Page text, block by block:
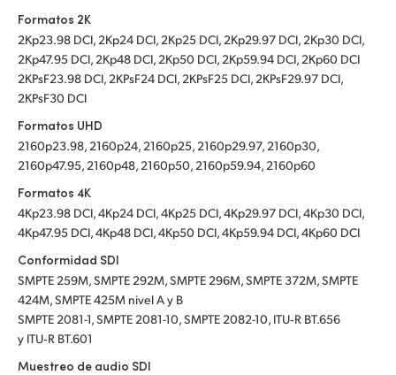
Formatos 2K
2Kp23.98 DCI, 2Kp24 DCI, 2Kp25 DCI, 2Kp29.97 DCI, 2Kp30 DCI,
2Kp47.95 DCI, 2Kp48 DCI, 2Kp50 DCI, 2Kp59.94 DCI, 2Kp60 DCI
2KPsF23.98 DCI, 2KPsF24 DCI, 2KPsF25 DCI, 2KPsF29.97 DCI,
2KPsF30 DCI
Formatos UHD
2160p23.98, 2160p24, 2160p25, 2160p29.97, 2160p30,
2160p47.95, 2160p48, 2160p50, 2160p59.94, 2160p60
Formatos 4K
4Kp23.98 DCI, 4Kp24 DCI, 4Kp25 DCI, 4Kp29.97 DCI, 4Kp30 DCI,
4Kp47.95 DCI, 4Kp48 DCI, 4Kp50 DCI, 4Kp59.94 DCI, 4Kp60 DCI
Conformidad SDI
SMPTE 259M, SMPTE 292M, SMPTE 296M, SMPTE 372M, SMPTE
424M, SMPTE 425M nivel A y B
SMPTE 2081-1, SMPTE 2081-10, SMPTE 2082-10, ITU‑R BT.656
y ITU‑R BT.601
Muestreo de audio SDI